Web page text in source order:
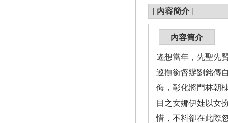
| 內容簡介 |
內容簡介
遙想當年，先聖先
巡撫銜督辦劉銘傳
侮，彰化將門林朝
目之女娜伊娃以女
惜，不料卻在此際